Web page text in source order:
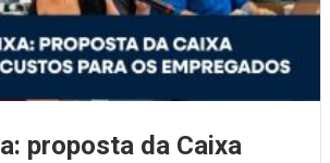
proposta da Caixa